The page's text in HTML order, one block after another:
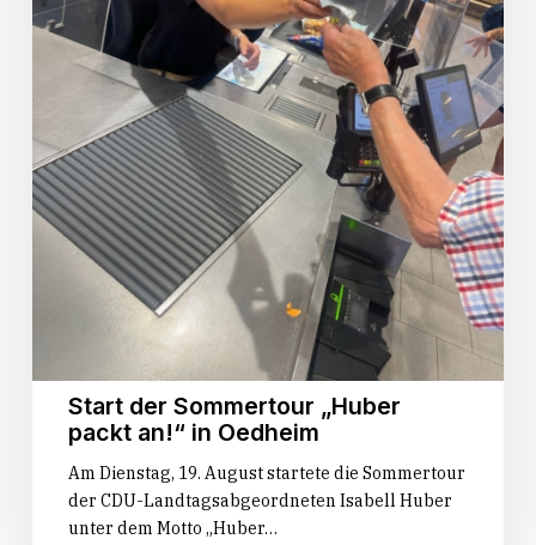
Start der Sommertour „Huber
packt an!“ in Oedheim
Am Dienstag, 19. August startete die Sommertour
der CDU-Landtagsabgeordneten Isabell Huber
unter dem Motto „Huber…